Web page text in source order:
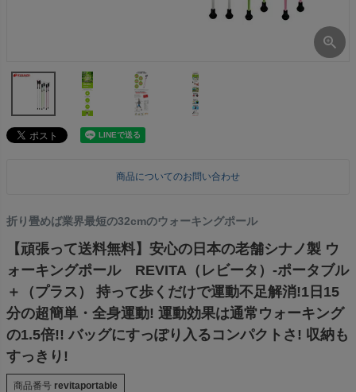
商品についてのお問い合わせ
折り畳めば業界最短の32cmのウォーキングポール
【頑張って送料無料】安心の日本の老舗シナノ製 ウ
ォーキングポール REVITA（レビータ）-ポータブル
＋（プラス） 持って歩くだけで運動不足解消!1日15
分の超簡単・全身運動! 運動効果は通常ウォーキング
の1.5倍!! バッグにすっぽり入るコンパクトさ! 収納も
すっきり!
商品番号 revitaportable